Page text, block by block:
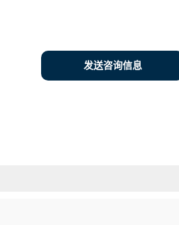
发送咨询信息